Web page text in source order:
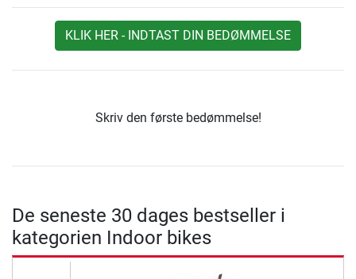
KLIK HER - INDTAST DIN BEDØMMELSE
Skriv den første bedømmelse!
De seneste 30 dages bestseller i
kategorien Indoor bikes